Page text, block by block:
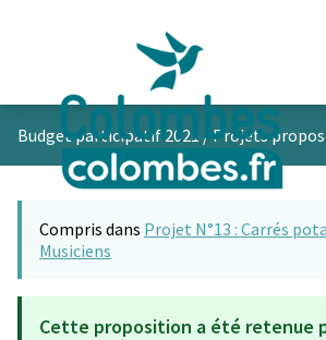
Budget participatif 2021 /Projets
Compris dans Projet N°13 : Carrés
Musiciens
Cette proposition a été retenue